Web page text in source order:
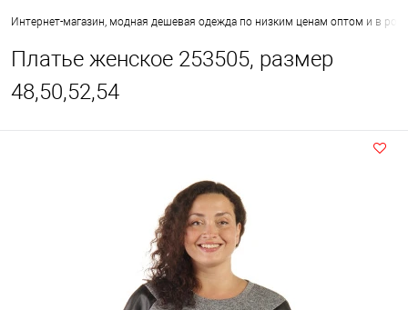
Интернет-магазин, модная дешевая одежда по низким ценам оптом и в
Платье женское 253505, размер
48,50,52,54